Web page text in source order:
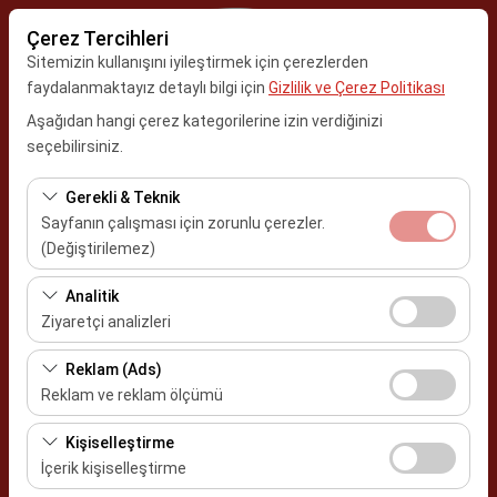
Çerez Tercihleri
Sitemizin kullanışını iyileştirmek için çerezlerden
faydalanmaktayız detaylı bilgi için Gizlilik ve Çerez Politikası
Aşağıdan hangi çerez kategorilerine izin verdiğinizi
seçebilirsiniz.
Gerekli & Teknik
Sayfanın çalışması için zorunlu çerezler.
(Değiştirilemez)
Bu çerezler sitenin doğru şekilde çalışması, güvenlik,
oturum yönetimi ve temel işlevler için gereklidir. Devre
dışı bırakılamaz.
Analitik
Ziyaretçi analizleri
Bu çerezler, sitemizin nasıl kullanıldığını (ziyaretçi sayısı,
en çok ziyaret edilen sayfalar, kullanıcı davranışları)
analiz etmemizi sağlar. Bu veriler, web sitesi
performansını ölçmek ve kullanıcı deneyimini sürekli
iyileştirmek için kullanılır.
Reklam (Ads)
Reklam ve reklam ölçümü
Bu çerezler, size ilgi alanlarınıza uygun kişiselleştirilmiş
reklamlar göstermemize ve reklam kampanyalarımızın
etkinliğini (gösterim sayısı, tıklama oranı) ölçmemize
Kişiselleştirme
İçerik kişiselleştirme
Alış Lokasyonu
Aracı farklı bir lokasyona bırakacağım
Alış Tarih & Saat
Bırakış Tarih & Saat
09:00